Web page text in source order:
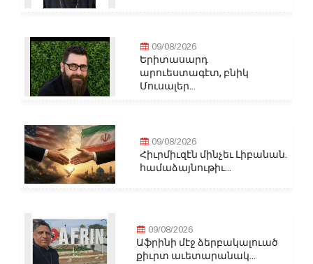
09/08/2026
Երիտասարդ
արուեստագէտ, բնիկ
Մուսալեր...
09/08/2026
Հիւրմիւզէն մինչեւ Լիբանան.
համաձայնութիւ...
09/08/2026
Աֆրինի մէջ ձերբակալուած
քիւրտ աւետարանակ...